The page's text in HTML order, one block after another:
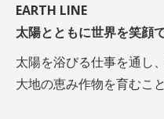
EARTH LINE
太陽とともに世界を笑顔
太陽を浴びる仕事を通し
大地の恵み作物を育むこ